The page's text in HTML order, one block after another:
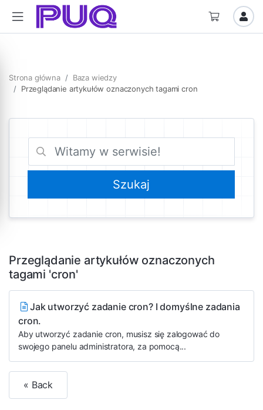
Strona główna
Baza wiedzy
Przeglądanie artykułów oznaczonych tagami cron
Przeglądanie artykułów oznaczonych
tagami 'cron'
Jak utworzyć zadanie cron? I domyślne zadania
cron.
Aby utworzyć zadanie cron, musisz się zalogować do
swojego panelu administratora, za pomocą...
« Back